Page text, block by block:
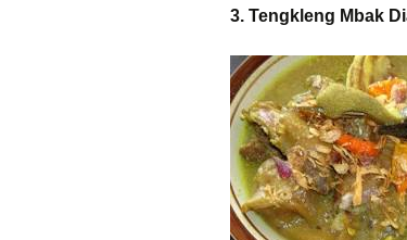
3. Tengkleng Mbak